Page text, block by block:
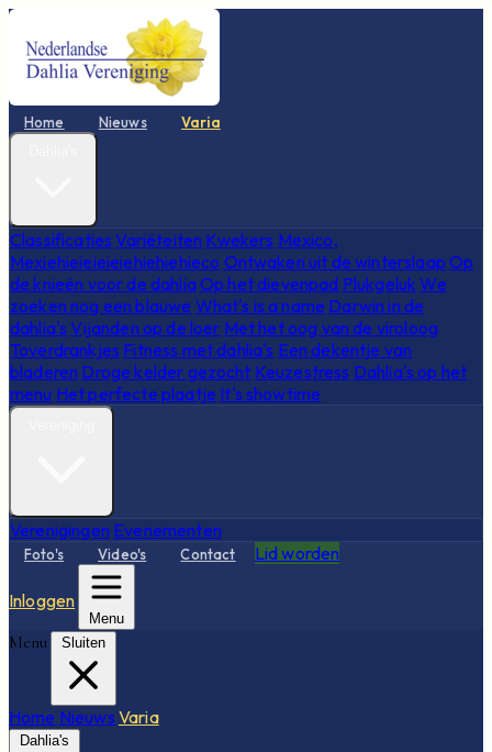
Home Nieuws Varia
Classificaties Variëteiten Kwekers Mexico,
Mexiehieieieieiehiehiehieco Ontwaken uit de winterslaap Op
de knieën voor de dahliaOp het dievenpad Plukgeluk We
zoeken nog een blauwe What's is a name Darwin in de
dahlia's Vijanden op de loer Met het oog van de viroloog
Toverdrankjes Fitness met dahlia's Een dekentje van
bladeren Droge kelder gezocht Keuzestress Dahlia's op het
menu Het perfecte plaatje It's showtime
Verenigingen Evenementen
Foto's Video's Contact Lid worden
Inloggen
Menu
Menu Sluiten
Home Nieuws Varia
Dahlia's